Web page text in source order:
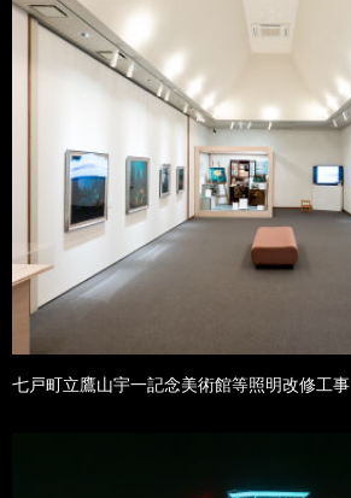
七戸町立鷹山宇一記念美術館等照明改修工事